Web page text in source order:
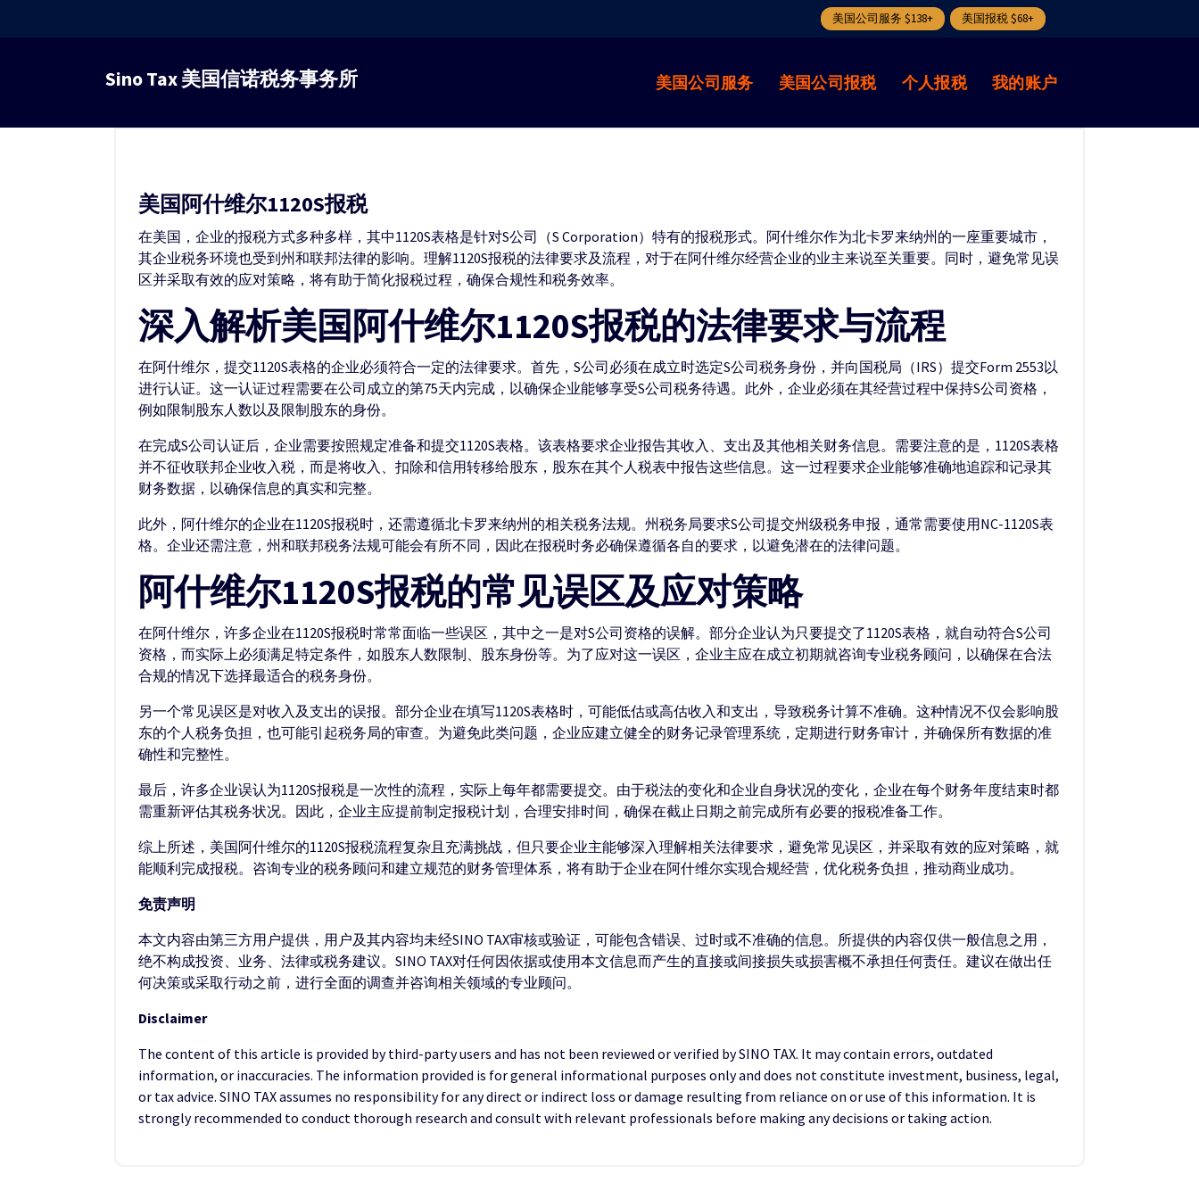
美国公司服务 $138+ 美国报税 $68+
容
Sino Tax 美国信诺税务事务所 美国公司服务 美国公司报税 个人报税 我的账户
美国阿什维尔1120S报税
在美国，企业的报税方式多种多样，其中1120S表格是针对S公司（S Corporation）特有的报税形式。阿什维尔作为北卡罗来纳州的一座重要城市，
其企业税务环境也受到州和联邦法律的影响。理解1120S报税的法律要求及流程，对于在阿什维尔经营企业的业主来说至关重要。同时，避免常见误
区并采取有效的应对策略，将有助于简化报税过程，确保合规性和税务效率。
深入解析美国阿什维尔1120S报税的法律要求与流程
在阿什维尔，提交1120S表格的企业必须符合一定的法律要求。首先，S公司必须在成立时选定S公司税务身份，并向国税局（IRS）提交Form 2553以
进行认证。这一认证过程需要在公司成立的第75天内完成，以确保企业能够享受S公司税务待遇。此外，企业必须在其经营过程中保持S公司资格，
例如限制股东人数以及限制股东的身份。
在完成S公司认证后，企业需要按照规定准备和提交1120S表格。该表格要求企业报告其收入、支出及其他相关财务信息。需要注意的是，1120S表格
并不征收联邦企业收入税，而是将收入、扣除和信用转移给股东，股东在其个人税表中报告这些信息。这一过程要求企业能够准确地追踪和记录其
财务数据，以确保信息的真实和完整。
此外，阿什维尔的企业在1120S报税时，还需遵循北卡罗来纳州的相关税务法规。州税务局要求S公司提交州级税务申报，通常需要使用NC-1120S表
格。企业还需注意，州和联邦税务法规可能会有所不同，因此在报税时务必确保遵循各自的要求，以避免潜在的法律问题。
阿什维尔1120S报税的常见误区及应对策略
在阿什维尔，许多企业在1120S报税时常常面临一些误区，其中之一是对S公司资格的误解。部分企业认为只要提交了1120S表格，就自动符合S公司
资格，而实际上必须满足特定条件，如股东人数限制、股东身份等。为了应对这一误区，企业主应在成立初期就咨询专业税务顾问，以确保在合法
合规的情况下选择最适合的税务身份。
另一个常见误区是对收入及支出的误报。部分企业在填写1120S表格时，可能低估或高估收入和支出，导致税务计算不准确。这种情况不仅会影响股
东的个人税务负担，也可能引起税务局的审查。为避免此类问题，企业应建立健全的财务记录管理系统，定期进行财务审计，并确保所有数据的准
确性和完整性。
最后，许多企业误认为1120S报税是一次性的流程，实际上每年都需要提交。由于税法的变化和企业自身状况的变化，企业在每个财务年度结束时都
需重新评估其税务状况。因此，企业主应提前制定报税计划，合理安排时间，确保在截止日期之前完成所有必要的报税准备工作。
综上所述，美国阿什维尔的1120S报税流程复杂且充满挑战，但只要企业主能够深入理解相关法律要求，避免常见误区，并采取有效的应对策略，就
能顺利完成报税。咨询专业的税务顾问和建立规范的财务管理体系，将有助于企业在阿什维尔实现合规经营，优化税务负担，推动商业成功。
免责声明
本文内容由第三方用户提供，用户及其内容均未经SINO TAX审核或验证，可能包含错误、过时或不准确的信息。所提供的内容仅供一般信息之用，
绝不构成投资、业务、法律或税务建议。SINO TAX对任何因依据或使用本文信息而产生的直接或间接损失或损害概不承担任何责任。建议在做出任
何决策或采取行动之前，进行全面的调查并咨询相关领域的专业顾问。
Disclaimer
The content of this article is provided by third-party users and has not been reviewed or verified by SINO TAX. It may contain errors, outdated
information, or inaccuracies. The information provided is for general informational purposes only and does not constitute investment, business, legal,
or tax advice. SINO TAX assumes no responsibility for any direct or indirect loss or damage resulting from reliance on or use of this information. It is
strongly recommended to conduct thorough research and consult with relevant professionals before making any decisions or taking action.